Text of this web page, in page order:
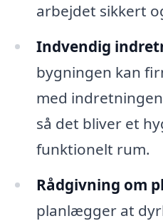
arbejdet sikkert
Indvendig
bygningen kan
med
så det bliver et
funktionelt rum.
Rådgivning om
planlægger at